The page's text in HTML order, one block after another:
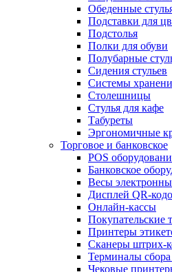
Обеденные
Подставки для
Подстолья
Полки для обуви
Полубарные
Сидения стульев
Системы
Столешницы
Стулья для кафе
Табуреты
Эргономичные
Торговое и банковское
POS
Банковское
Весы
Дисплей QR-
Онлайн-кассы
Покупательские
Принтеры
Сканеры штрих-
Терминалы
Чековые